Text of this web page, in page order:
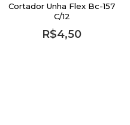
Cortador Unha Flex Bc-157
C/12
R$4,50